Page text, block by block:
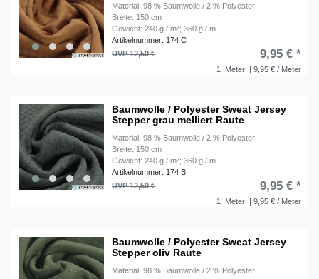
Material: 98 % Baumwolle / 2 % Polyester
Breite: 150 cm
Gewicht: 240 g / m²; 360 g / m
Artikelnummer: 174 C
1 Meter | 9,95 € / Meter
UVP 12,50 € 9,95 € *
Baumwolle / Polyester Sweat Jersey
Stepper grau melliert Raute
Material: 98 % Baumwolle / 2 % Polyester
Breite: 150 cm
Gewicht: 240 g / m²; 360 g / m
Artikelnummer: 174 B
1 Meter | 9,95 € / Meter
UVP 12,50 € 9,95 € *
Baumwolle / Polyester Sweat Jersey
Stepper oliv Raute
Material: 98 % Baumwolle / 2 % Polyester